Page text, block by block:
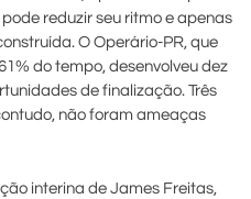
reduzir seu ritmo e apenas
O Operário-PR, que
do tempo, desenvolveu dez
de finalização. Três
não foram ameaças
interina de James Freitas,